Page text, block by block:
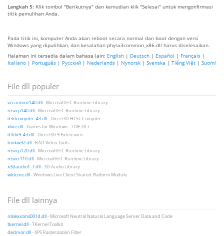
Langkah 5: Klik tombol "Berikutnya" dan kemudian klik "Selesai" untuk mengonfirmasi
titik pemulihan Anda.
Pada titik ini, komputer Anda akan reboot secara normal dan boot dengan versi
Windows yang dipulihkan, dan kesalahan physx3common_x86.dll harus diselesaikan.
Halaman ini tersedia dalam bahasa lain: English | Deutsch | Español | Français |
Italiano | Português | Русский | Nederlands | Nynorsk | Svenska | Tiếng Việt | Suomi
File dll populer
vcruntime140.dll- Microsoft® C Runtime Library
msvcp140.dll- Microsoft® C Runtime Library
d3dcompiler_43.dll- Direct3D HLSL Compiler
xlive.dll- Games for Windows - LIVE DLL
d3dx9_43.dll- Direct3D 9 Extensions
binkw32.dll- RAD Video Tools
msvcp120.dll- Microsoft® C Runtime Library
msvcr110.dll- Microsoft® C Runtime Library
x3daudio1_7.dll- 3D Audio Library
wldcore.dll- Windows Live Client Shared Platform Module
File dll lainnya
nlslexicons001d.dll- Microsoft Neutral Natural Language Server Data and Code
tkernel.dll- TKernel Toolkit
dedrvor.dll- XPS Rasterization Filter